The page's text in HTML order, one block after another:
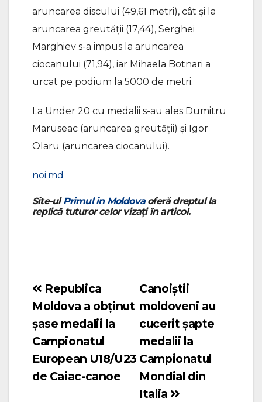
aruncarea discului (49,61 metri), cât și la
aruncarea greutății (17,44), Serghei
Marghiev s-a impus la aruncarea
ciocanului (71,94), iar Mihaela Botnari a
urcat pe podium la 5000 de metri.
La Under 20 cu medalii s-au ales Dumitru
Maruseac (aruncarea greutății) și Igor
Olaru (aruncarea ciocanului).
noi.md
Site-ulPrimul in Moldovaoferă dreptul la
replică tuturor celor vizați în articol.
Navigare
în
articole
Canoiștii
moldoveni au
cucerit şapte
medalii la
Campionatul
Mondial din
Italia
Republica
Moldova a obținut
șase medalii la
Campionatul
European U18/U23
de Caiac-canoe